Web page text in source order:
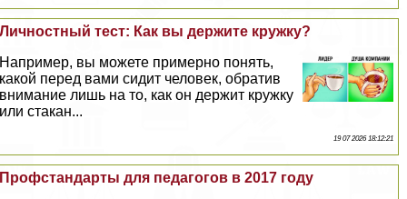
Личностный тест: Как вы держите кружку?
Например, вы можете примерно понять,
какой перед вами сидит человек, обратив
внимание лишь на то, как он держит кружку
или стакан...
19 07 2026 18:12:21
Профстандарты для педагогов в 2017 году